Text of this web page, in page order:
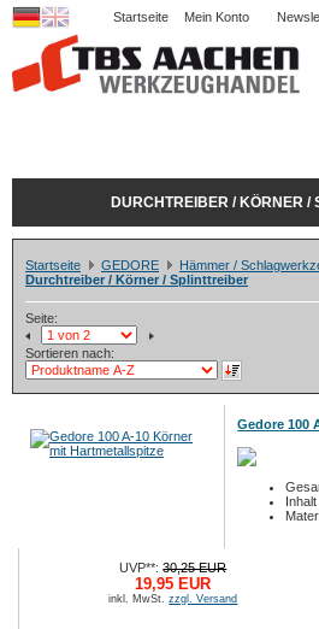
Startseite Mein Konto
DURCHTREIBER / KÖRNER /
Startseite GEDORE Hämmer /
Durchtreiber / Körner / Splinttreiber
Seite:
Sortieren nach:
Gedore 100
UVP**:30,25 EUR
19,95 EUR
inkl. MwSt.zzgl. Versand